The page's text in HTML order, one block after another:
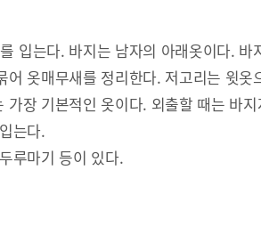
입는다. 바지는 남자의 아래옷이다. 바
어 옷매무새를 정리한다. 저고리는 윗옷
가장 기본적인 옷이다. 외출할 때는 바
는다.
루마기 등이 있다.